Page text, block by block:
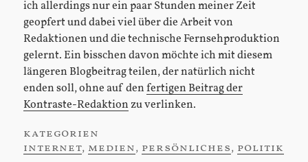
ich allerdings nur ein paar Stunden meiner Zeit
geopfert und dabei viel über die Arbeit von
Redaktionen und die technische Fernsehproduktion
gelernt. Ein bisschen davon möchte ich mit diesem
längeren Blogbeitrag teilen, der natürlich nicht
enden soll, ohne auf denfertigen Beitrag der
Kontraste-Redaktion zu verlinken.
kategorien
internet, medien, persönliches, politik